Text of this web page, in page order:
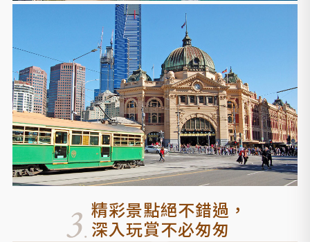
精彩景點絕不錯過，
深入玩賞不必匆匆